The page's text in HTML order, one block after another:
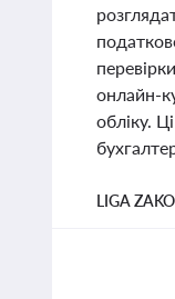
онлайн-
обліку.
LIGA